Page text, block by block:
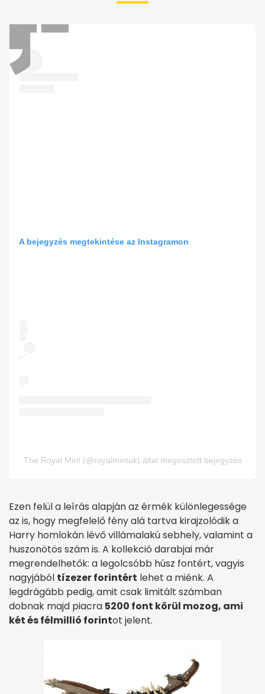
A bejegyzés megtekintése az Instagramon
The Royal Mint (@royalmintuk) által megosztott bejegyzés
Ezen felül a leírás alapján az érmék különlegessége
az is, hogy megfelelő fény alá tartva kirajzolódik a
Harry homlokán lévő villámalakú sebhely, valamint a
huszonötös szám is. A kollekció darabjai már
megrendelhetők: a legolcsóbb húsz fontért, vagyis
nagyjából tízezer forintért lehet a miénk. A
legdrágább pedig, amit csak limitált számban
dobnak majd piacra 5200 font körül mozog, ami
két és félmillió forintot jelent.